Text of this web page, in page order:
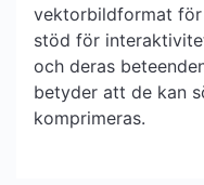
vektorbildformat
stöd för
och deras
betyder att de kan
komprimeras.